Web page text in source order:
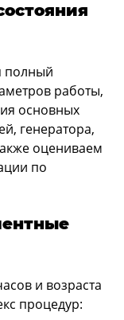
полный
работы,
основных
генератора,
оцениваем
по
и возраста
процедур: